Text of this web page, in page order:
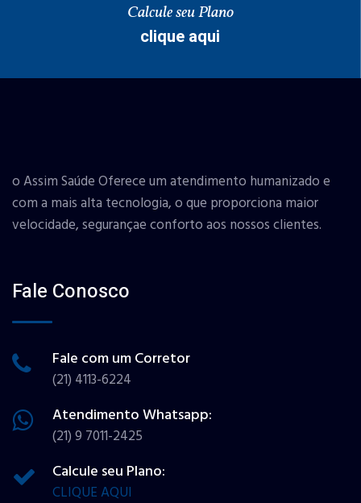
Calcule seu Plano
clique aqui
o Assim Saúde Oferece um atendimento humanizado e
com a mais alta tecnologia, o que proporciona maior
velocidade, segurançae conforto aos nossos clientes.
Fale Conosco
Fale com um Corretor
(21) 4113-6224
Atendimento Whatsapp:
(21) 9 7011-2425
Calcule seu Plano:
CLIQUE AQUI